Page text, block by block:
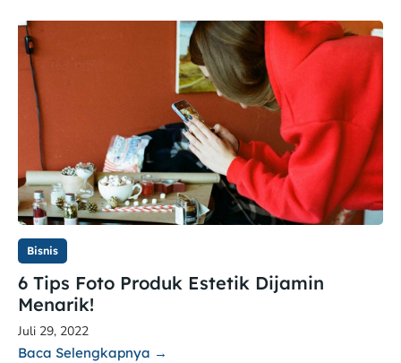
Bisnis
6 Tips Foto Produk Estetik Dijamin
Menarik!
Juli 29, 2022
Baca Selengkapnya →